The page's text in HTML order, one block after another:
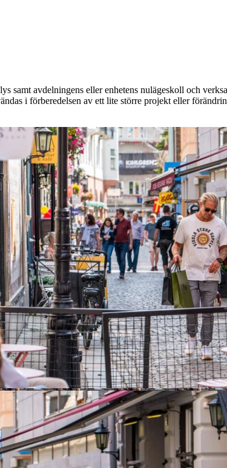
samt avdelningens eller enhetens nulägeskoll och
i förberedelsen av ett lite större projekt eller